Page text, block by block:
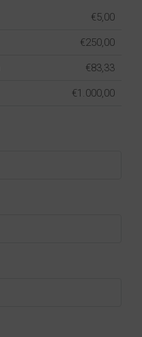
€5,00
€250,00
€83,33
€1.000,00